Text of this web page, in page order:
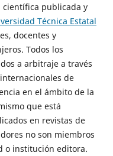
publicada y
Técnica Estatal
docentes y
Todos los
a arbitraje a través
de
en el ámbito de la
que está
en revistas de
no son miembros
o institución editora.